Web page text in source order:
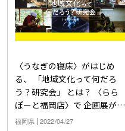
〈うなぎの寝床〉がはじめ
る、 「地域文化って何だろ
う？研究会」 とは？ 〈らら
ぽーと福岡店〉で 企画展がス
タート！
福岡県 2022/04/27